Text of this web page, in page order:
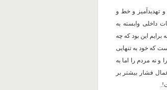
تهدیدآمیز و خط و
داخلی وابسته به
که نکته جالب توجه برایم این بود که چه
که خود به تنهایی
نه مردم را اما به
فشار بیشتر بر